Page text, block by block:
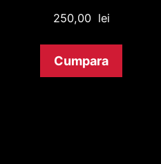
250,00 lei
Cumpara